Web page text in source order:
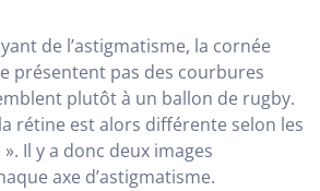
de l’astigmatisme, la cornée
présentent pas des courbures
plutôt à un ballon de rugby.
rétine est alors différente selon les
Il y a donc deux images
axe d’astigmatisme.